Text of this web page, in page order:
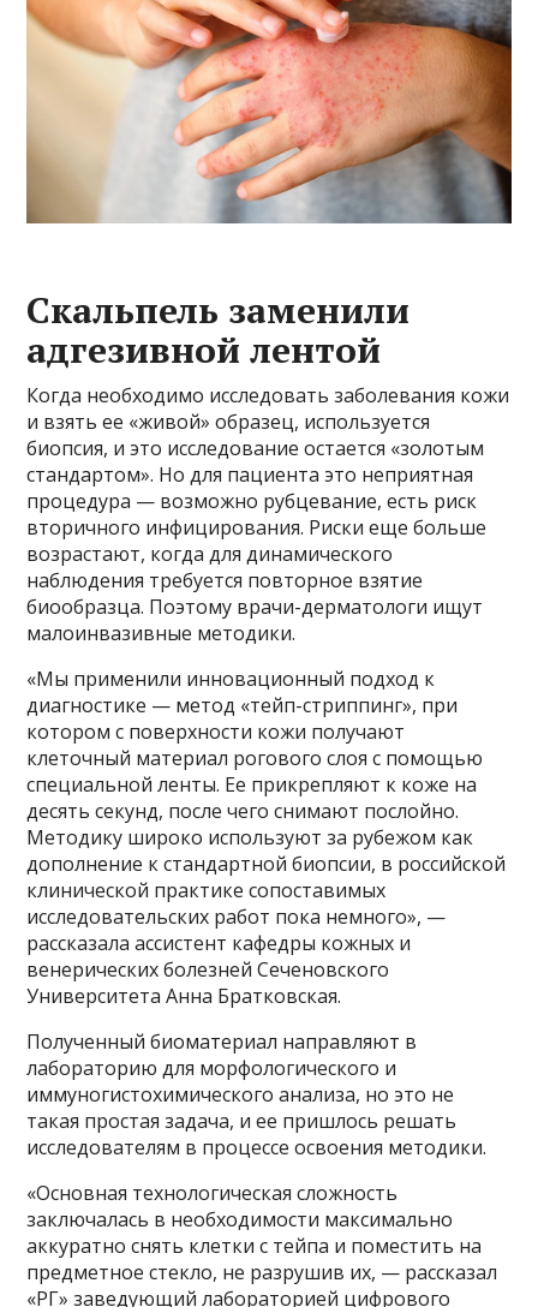
Скальпель заменили
адгезивной лентой
Когда необходимо исследовать заболевания кожи
и взять ее «живой» образец, используется
биопсия, и это исследование остается «золотым
стандартом». Но для пациента это неприятная
процедура — возможно рубцевание, есть риск
вторичного инфицирования. Риски еще больше
возрастают, когда для динамического
наблюдения требуется повторное взятие
биообразца. Поэтому врачи-дерматологи ищут
малоинвазивные методики.
«Мы применили инновационный подход к
диагностике — метод «тейп-стриппинг», при
котором с поверхности кожи получают
клеточный материал рогового слоя с помощью
специальной ленты. Ее прикрепляют к коже на
десять секунд, после чего снимают послойно.
Методику широко используют за рубежом как
дополнение к стандартной биопсии, в российской
клинической практике сопоставимых
исследовательских работ пока немного», —
рассказала ассистент кафедры кожных и
венерических болезней Сеченовского
Университета Анна Братковская.
Полученный биоматериал направляют в
лабораторию для морфологического и
иммуногистохимического анализа, но это не
такая простая задача, и ее пришлось решать
исследователям в процессе освоения методики.
«Основная технологическая сложность
заключалась в необходимости максимально
аккуратно снять клетки с тейпа и поместить на
предметное стекло, не разрушив их, — рассказал
«РГ» заведующий лабораторией цифрового